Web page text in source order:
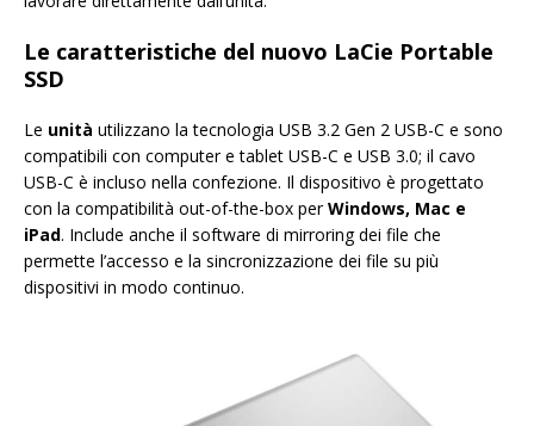
Le caratteristiche del nuovo LaCie Portable
SSD
Le unità utilizzano la tecnologia USB 3.2 Gen 2 USB-C e sono
compatibili con computer e tablet USB-C e USB 3.0; il cavo
USB-C è incluso nella confezione. Il dispositivo è progettato
con la compatibilità out-of-the-box perWindows, Mac e
iPad. Include anche il software di mirroring dei file che
permette l’accesso e la sincronizzazione dei file su più
dispositivi in modo continuo.